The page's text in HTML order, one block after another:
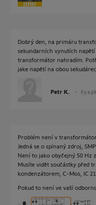
Dobrý den, na primáru
sekundarních vynutích
transformátor nahradím.
jake napětí na obou
Petr K. il y a
Problém není v
Jedná se o spínaný zdroj,
Není to jako obyčejný 50 Hz
Musíte vidět součástky před
kondenzátorem, C-Mos, IC
Pokud to není ve vaší